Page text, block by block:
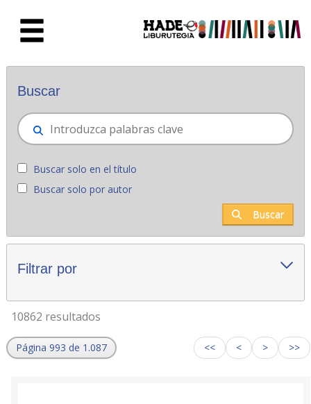
Novedades - Liburutegia
Buscar
Buscar solo en el título
Buscar solo por autor
Buscar
Filtrar por
10862 resultados
Página 993 de 1.087 << < > >>